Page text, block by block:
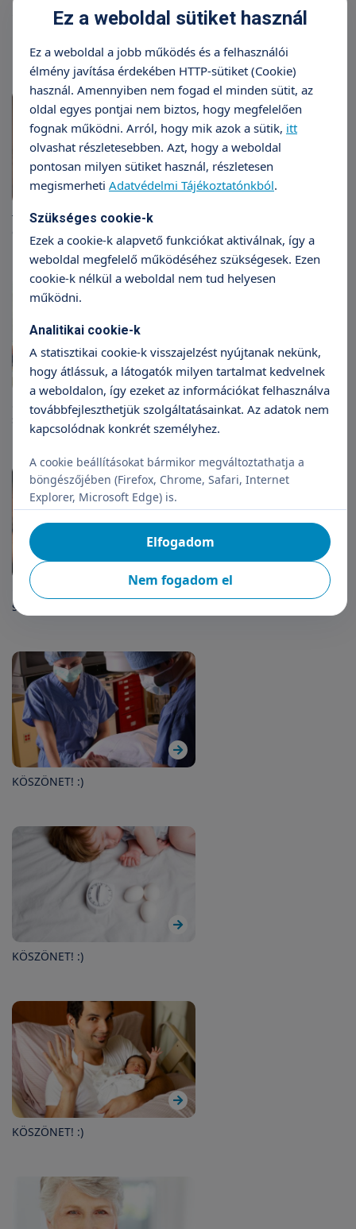
"Életem legszebb ajándékát
Télből nyárba - minden
Császármetszés után természetes
szülés? Igen! :)
"Csodálatos természetes
szülésem volt..."
KÖSZÖNET! :)
KÖSZÖNET! :)
KÖSZÖNET! :)
Ez a weboldal sütiket használ
Ez a weboldal a jobb működés és a felhasználói
élmény javítása érdekében HTTP-sütiket (Cookie)
használ. Amennyiben nem fogad el minden sütit, az
oldal egyes pontjai nem biztos, hogy megfelelően
fognak működni. Arról, hogy mik azok a sütik, itt
olvashat részletesebben. Azt, hogy a weboldal
pontosan milyen sütiket használ, részletesen
megismerheti Adatvédelmi Tájékoztatónkból.
Szükséges cookie-k
Ezek a cookie-k alapvető funkciókat aktiválnak, így a
weboldal megfelelő működéséhez szükségesek. Ezen
cookie-k nélkül a weboldal nem tud helyesen
működni.
Analitikai cookie-k
A statisztikai cookie-k visszajelzést nyújtanak nekünk,
hogy átlássuk, a látogatók milyen tartalmat kedvelnek
a weboldalon, így ezeket az információkat felhasználva
továbbfejleszthetjük szolgáltatásainkat. Az adatok nem
kapcsolódnak konkrét személyhez.
A cookie beállításokat bármikor megváltoztathatja a
böngészőjében (Firefox, Chrome, Safari, Internet
Explorer, Microsoft Edge) is.
Nem fogadom el
Elfogadom